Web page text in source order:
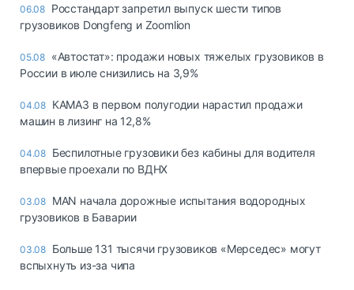
06.08 Росстандарт запретил выпуск шести типов
грузовиков Dongfeng и Zoomlion
05.08 «Автостат»: продажи новых тяжелых грузовиков в
России в июле снизились на 3,9%
04.08 КАМАЗ в первом полугодии нарастил продажи
машин в лизинг на 12,8%
04.08 Беспилотные грузовики без кабины для водителя
впервые проехали по ВДНХ
03.08 MAN начала дорожные испытания водородных
грузовиков в Баварии
03.08 Больше 131 тысячи грузовиков «Мерседес» могут
вспыхнуть из-за чипа